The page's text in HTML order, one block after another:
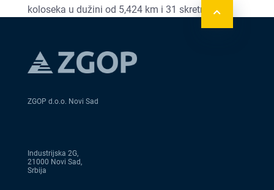
koloseka u dužini od 5,424 km i 31 skretnice.
ZGOP d.o.o. Novi Sad
Industrijska 2G,
21000 Novi Sad,
Srbija